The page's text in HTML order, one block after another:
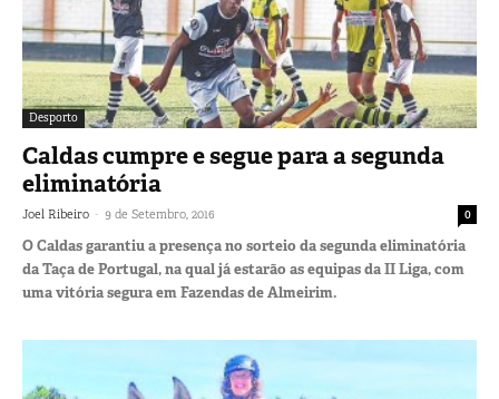
Desporto
Caldas cumpre e segue para a segunda
eliminatória
Joel Ribeiro - 9 de Setembro, 2016 0
O Caldas garantiu a presença no sorteio da segunda eliminatória
da Taça de Portugal, na qual já estarão as equipas da II Liga, com
uma vitória segura em Fazendas de Almeirim.